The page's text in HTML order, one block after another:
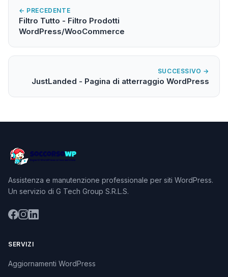
← PRECEDENTE
Filtro Tutto - Filtro Prodotti
WordPress/WooCommerce
SUCCESSIVO →
JustLanded - Pagina di atterraggio WordPress
Assistenza e manutenzione professionale per siti WordPress.
Un servizio di G Tech Group S.R.L.S.
SERVIZI
Aggiornamenti WordPress